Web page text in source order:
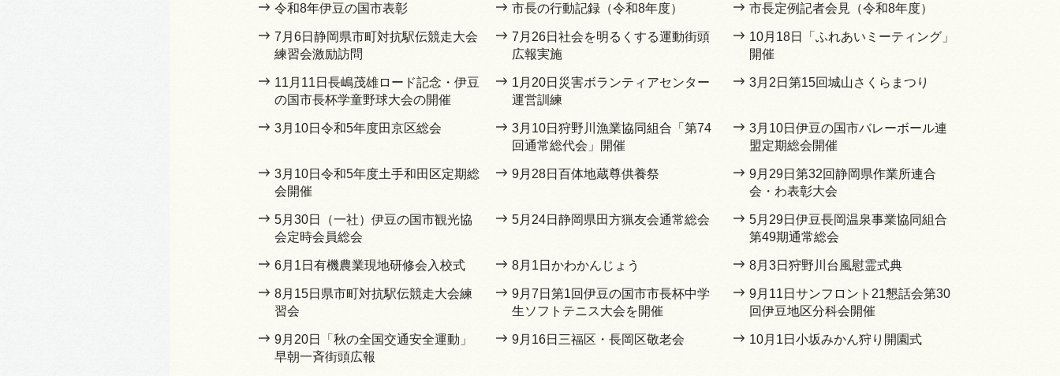
令和8年伊豆の国市表彰 市長の行動記録（令和8年度） 市長定例記者会見（令和8年度）
7月6日静岡県市町対抗駅伝競走大会
練習会激励訪問
7月26日社会を明るくする運動街頭
広報実施
10月18日「ふれあいミーティング」
開催
11月11日長嶋茂雄ロード記念・伊豆
の国市長杯学童野球大会の開催
1月20日災害ボランティアセンター
運営訓練
3月2日第15回城山さくらまつり
3月10日令和5年度田京区総会
3月10日狩野川漁業協同組合「第74
回通常総代会」開催
3月10日伊豆の国市バレーボール連
盟定期総会開催
3月10日令和5年度土手和田区定期総
会開催
9月28日百体地蔵尊供養祭
9月29日第32回静岡県作業所連合
会・わ表彰大会
5月30日（一社）伊豆の国市観光協
会定時会員総会
5月24日静岡県田方猟友会通常総会
5月29日伊豆長岡温泉事業協同組合
第49期通常総会
6月1日有機農業現地研修会入校式 8月1日かわかんじょう 8月3日狩野川台風慰霊式典
8月15日県市町対抗駅伝競走大会練
習会
9月7日第1回伊豆の国市市長杯中学
生ソフトテニス大会を開催
9月11日サンフロント21懇話会第30
回伊豆地区分科会開催
9月20日「秋の全国交通安全運動」
早朝一斉街頭広報
9月16日三福区・長岡区敬老会 10月1日小坂みかん狩り開園式